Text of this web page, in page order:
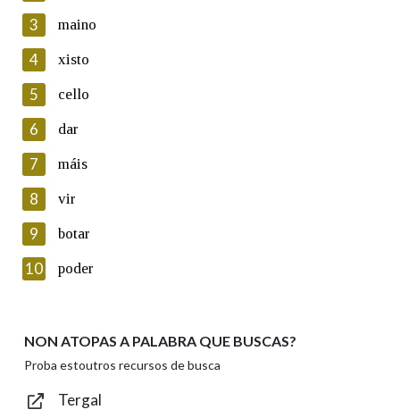
En cumprimento da normativa vixente en materia de
Protección de Datos de Carácter Persoal, a Real Academia
Galega informa a aqueles usuarios que faciliten o seu correo
electrónico, así como calquera outra información de carácter
persoal, que estes datos serán obxecto de tratamento
automatizado de carácter confidencial e incorporados aos seus
ficheiros informáticos. Así mesmo, os usuarios poderán exercer o
seu dereito de acceso, rectificación, oposición e cancelación dos
seus datos poñéndose en contacto connosco.
Lin e acepto as condicións da política de
Introduce o código que aparece na imaxe:
Texto de verificación
3 maino
4 xisto
5 cello
6 dar
7 máis
8 vir
9 botar
10 poder
NON ATOPAS A PALABRA QUE BUSCAS?
Proba estoutros recursos de busca
Tergal